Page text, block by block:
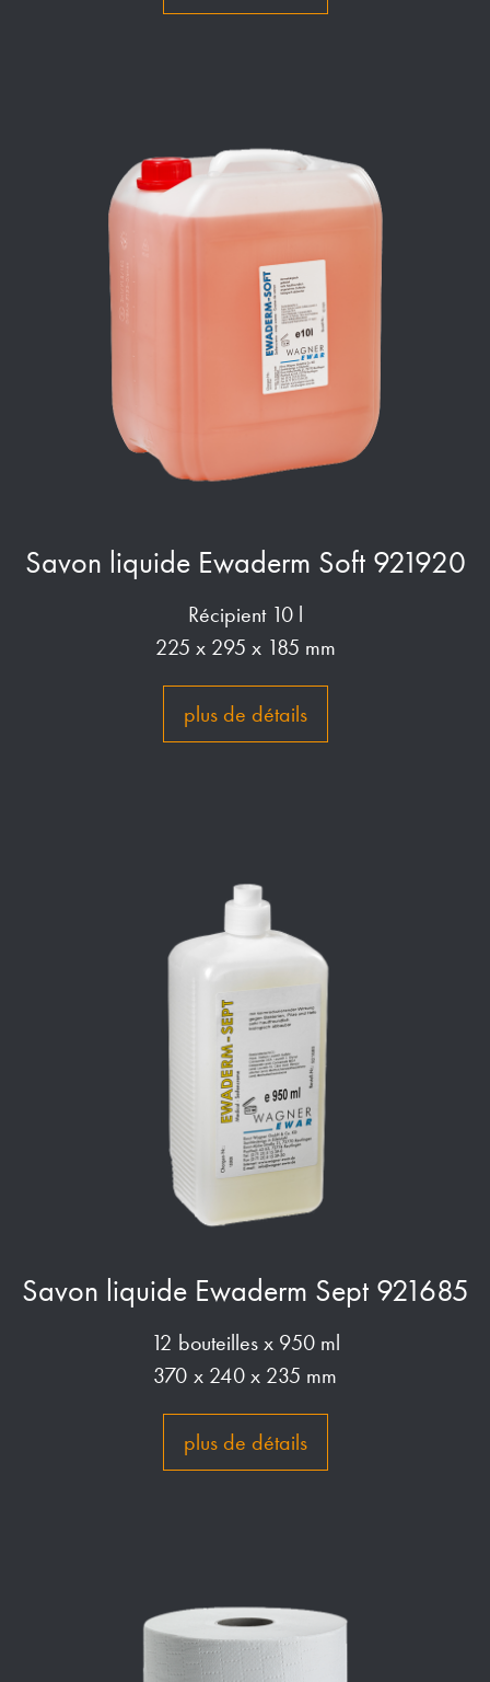
Savon liquide Ewaderm Soft 921920
Récipient 10 l
225 x 295 x 185 mm
plus de détails
Savon liquide Ewaderm Sept 921685
12 bouteilles x 950 ml
370 x 240 x 235 mm
plus de détails